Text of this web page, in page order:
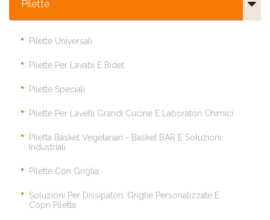
Pilette
Pilette Universali
Pilette Per Lavabi E Bidet
Pilette Speciali
Pilette Per Lavelli Grandi Cucine E Laboratori Chimici
Piletta Basket Vegetarian - Basket BAR E Soluzioni
Industriali
Pilette Con Griglia
Soluzioni Per Dissipatori, Griglie Personalizzate E
Copri Piletta